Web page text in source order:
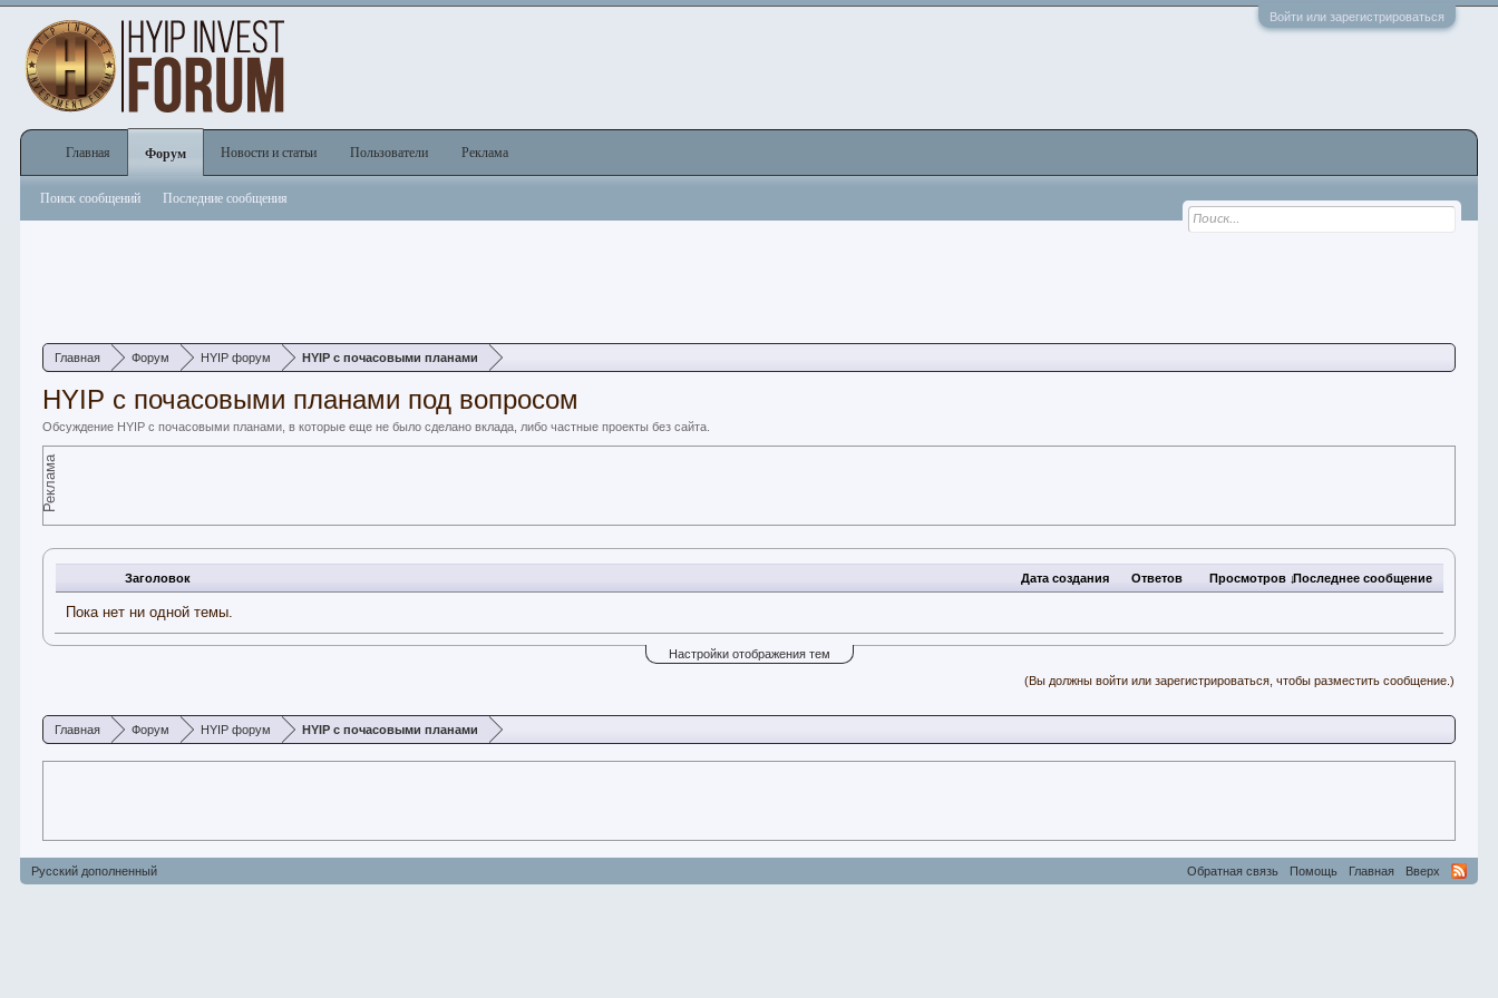
Войти или зарегистрироваться
Главная Форум HYIP форум HYIP с почасовыми планами
HYIP с почасовыми планами под вопросом
Обсуждение HYIP с почасовыми планами, в которые еще не было сделано вклада, либо частные проекты без сайта.
Реклама
Заголовок Дата создания Ответов Просмотров ↓Последнее сообщение
Пока нет ни одной темы.
Настройки отображения тем
(Вы должны войти или зарегистрироваться, чтобы разместить сообщение.)
Главная Форум HYIP форум HYIP с почасовыми планами
Главная Форум
Поиск сообщений Последние сообщения
Новости и статьи Пользователи Реклама
Русский дополненный Обратная связь Помощь Главная Вверх